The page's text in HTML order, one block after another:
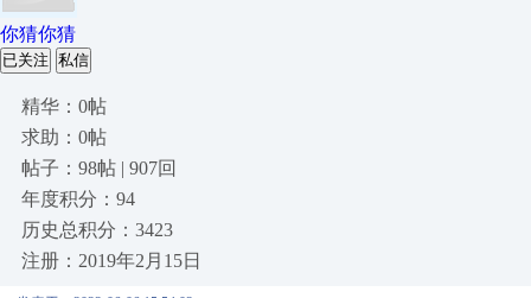
你猜你猜
已关注 私信
精华：0帖
求助：0帖
帖子：98帖 | 907回
年度积分：94
历史总积分：3423
注册：2019年2月15日